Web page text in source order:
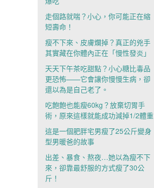
走個路就喘？小心，你可能正在縮
短壽命！
瘦不下來、皮膚爛掉？真正的兇手
其實藏在你體內正在「慢性發炎」
天天下午茶吃甜點？小心糖比毒品
更恐怖——它會讓你慢慢生病，卻
還以為是自己老了。
吃飽飽也能瘦60kg？放棄切胃手
術，原來這樣就能成功減掉1/2體重
這是一個肥胖宅男瘦了25公斤變身
型男暖爸的故事
出差、暴食、熬夜…她以為瘦不下
來，卻靠最舒服的方式瘦了30公
斤！